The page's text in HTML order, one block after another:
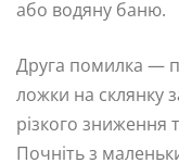
або водяну баню.
Друга помилка —
ложки на склянку
різкого зниження
Почніть з